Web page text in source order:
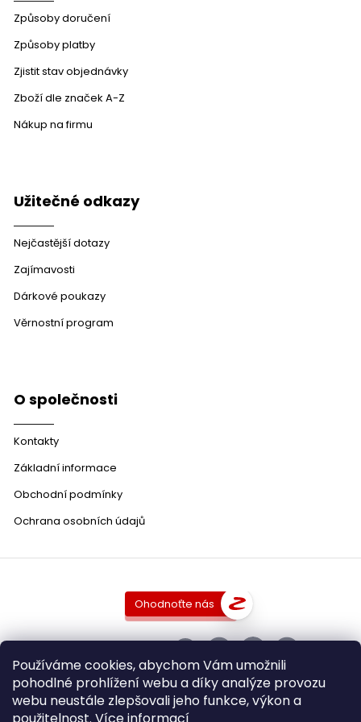
Používáme cookies, abychom Vám umožnili
pohodlné prohlížení webu a díky analýze provozu
webu neustále zlepšovali jeho funkce, výkon a
Způsoby doručení
Způsoby platby
Zjistit stav objednávky
Zboží dle značek A-Z
Nákup na firmu
Užitečné odkazy
Nejčastější dotazy
Zajímavosti
Dárkové poukazy
Věrnostní program
O společnosti
Kontakty
Základní informace
Obchodní podmínky
Ochrana osobních údajů
Ohodnoťte nás